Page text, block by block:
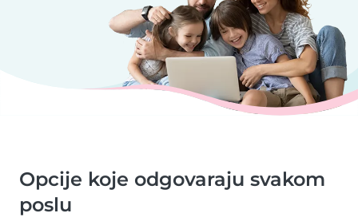
Opcije koje odgovaraju svakom
poslu